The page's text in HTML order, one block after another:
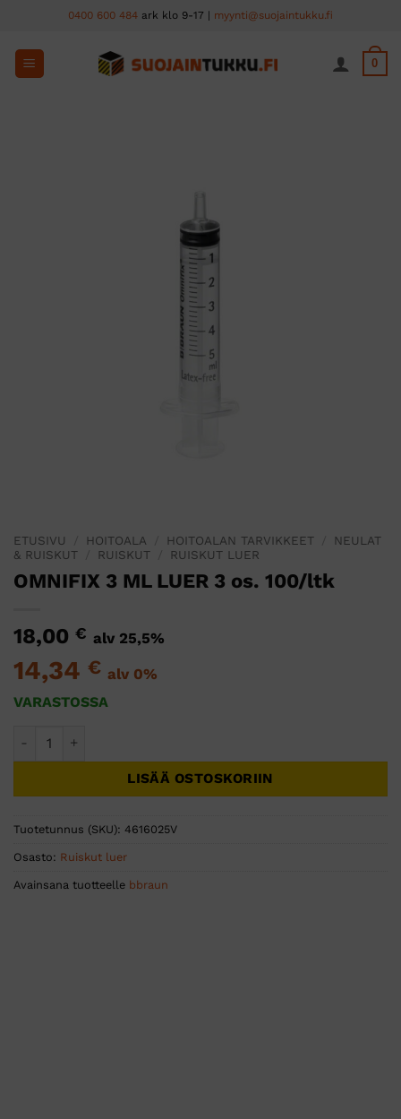
content
0400 600 484 ark klo 9-17 | myynti@suojaintukku.fi
0
ETUSIVU HOITOALA HOITOALAN TARVIKKEET
NEULAT
& RUISKUT
RUISKUT RUISKUT LUER
OMNIFIX 3 ML LUER 3 os. 100/ltk
18,00 € alv 25,5%
14,34 € alv 0%
VARASTOSSA
LISÄÄ OSTOSKORIIN
Tuotetunnus (SKU): 4616025V
Osasto: Ruiskut luer
Avainsana tuotteelle bbraun